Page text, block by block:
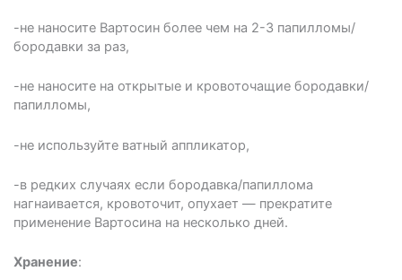
-не наносите Вартосин более чем на 2-3 папилломы/
бородавки за раз,
-не наносите на открытые и кровоточащие бородавки/
папилломы,
-не используйте ватный аппликатор,
-в редких случаях если бородавка/папиллома
нагнаивается, кровоточит, опухает ― прекратите
применение Вартосина на несколько дней.
Хранение: